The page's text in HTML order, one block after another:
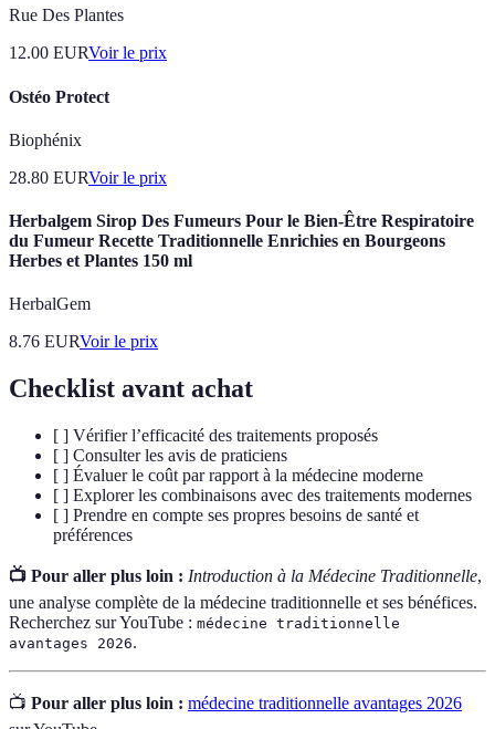
Rue Des Plantes
12.00 EURVoir le prix
Ostéo Protect
Biophénix
28.80 EURVoir le prix
Herbalgem Sirop Des Fumeurs Pour le Bien-Être Respiratoire
du Fumeur Recette Traditionnelle Enrichies en Bourgeons
Herbes et Plantes 150 ml
HerbalGem
8.76 EURVoir le prix
Checklist avant achat
[ ] Vérifier l’efficacité des traitements proposés
[ ] Consulter les avis de praticiens
[ ] Évaluer le coût par rapport à la médecine moderne
[ ] Explorer les combinaisons avec des traitements modernes
[ ] Prendre en compte ses propres besoins de santé et
préférences
📺 Pour aller plus loin : Introduction à la Médecine Traditionnelle,
une analyse complète de la médecine traditionnelle et ses bénéfices.
Recherchez sur YouTube : médecine traditionnelle
avantages 2026.
📺 Pour aller plus loin : médecine traditionnelle avantages 2026